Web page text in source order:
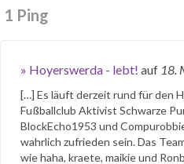
1 Ping
» Hoyerswerda - lebt! auf 18.
[…] Es läuft derzeit rund für den
Fußballclub Aktivist Schwarze
BlockEcho1953 und
wahrlich zufrieden sein. Das
wie haha, kraete, maikie und